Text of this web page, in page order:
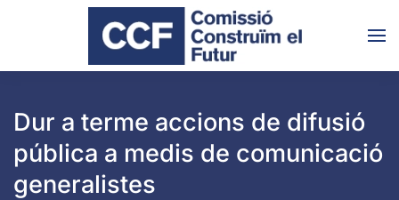
Skip to main content
Dur a terme accions de difusió
pública a medis de comunicació
generalistes